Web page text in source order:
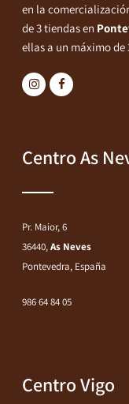
en la
de 3 tiendas en
ellas a un máximo
Centro As
Pr. Maior, 6
36440,As Neves
Pontevedra, España
986 64 84 05
Centro Vigo